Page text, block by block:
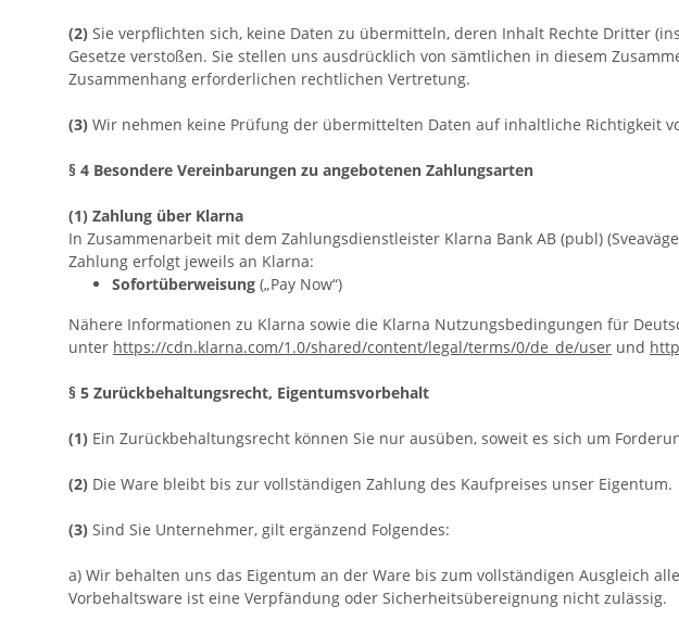
(2) Sie verpflichten sich, keine Daten zu übermitteln, deren Inhalt Rechte Dritter
Gesetze verstoßen. Sie stellen uns ausdrücklich von sämtlichen in diesem
Zusammenhang erforderlichen rechtlichen Vertretung.
(3) Wir nehmen keine Prüfung der übermittelten Daten auf inhaltliche Richtigkeit
§ 4 Besondere Vereinbarungen zu angebotenen Zahlungsarten
(1) Zahlung über Klarna
In Zusammenarbeit mit dem Zahlungsdienstleister Klarna Bank AB (publ)
Zahlung erfolgt jeweils an Klarna:
Sofortüberweisung („Pay Now“)
Nähere Informationen zu Klarna sowie die Klarna Nutzungsbedingungen für
unter https://cdn.klarna.com/1.0/shared/content/legal/terms/0/de_de/user und
§ 5 Zurückbehaltungsrecht, Eigentumsvorbehalt
(1) Ein Zurückbehaltungsrecht können Sie nur ausüben, soweit es sich um
(2) Die Ware bleibt bis zur vollständigen Zahlung des Kaufpreises unser Eigentum.
(3) Sind Sie Unternehmer, gilt ergänzend Folgendes:
a) Wir behalten uns das Eigentum an der Ware bis zum vollständigen Ausgleich
Vorbehaltsware ist eine Verpfändung oder Sicherheitsübereignung nicht zulässig.